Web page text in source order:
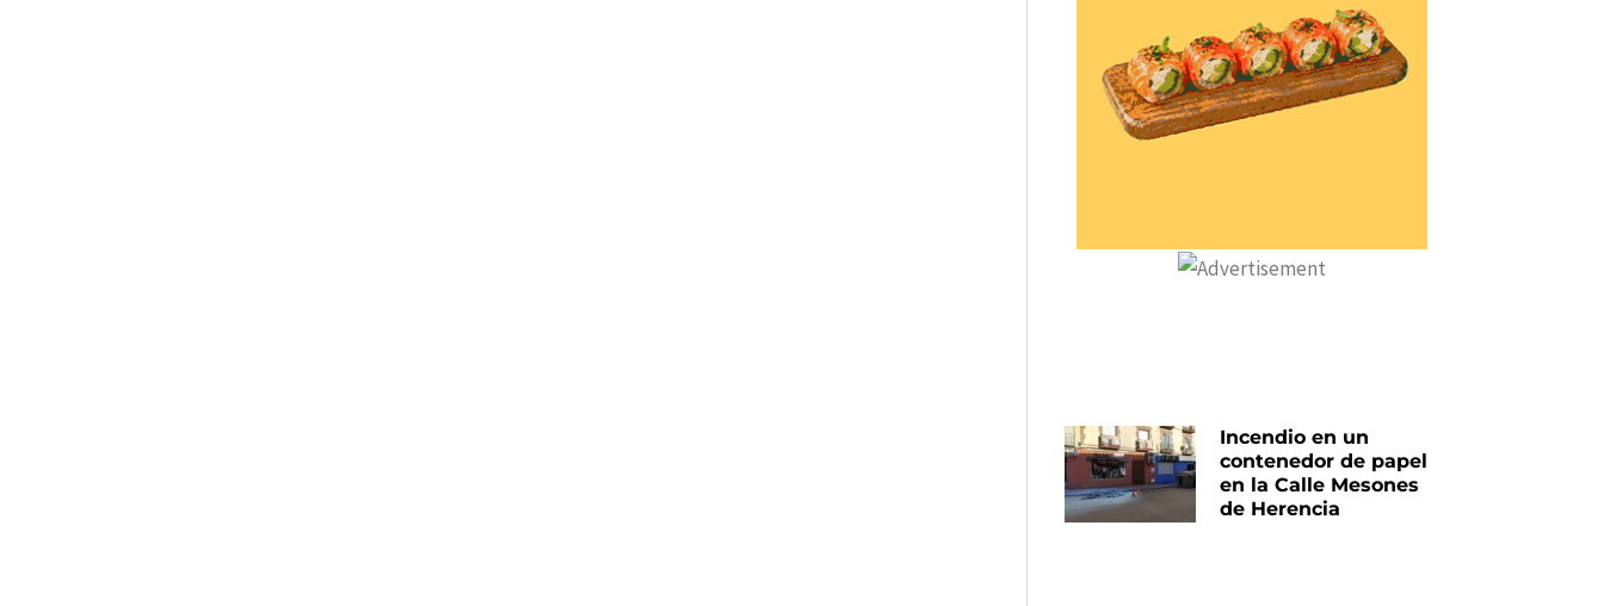
Incendio en un
contenedor de papel
en la Calle Mesones
de Herencia